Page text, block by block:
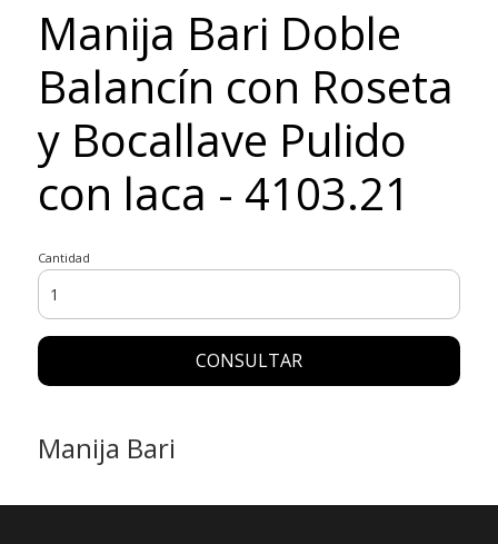
Manija Bari Doble
Balancín con Roseta
y Bocallave Pulido
con laca - 4103.21
Cantidad
CONSULTAR
Manija Bari